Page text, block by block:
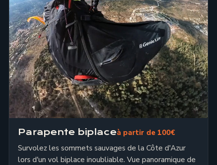
Parapente biplaceà partir de 100€
Survolez les sommets sauvages de la Côte d'Azur
lors d'un vol biplace inoubliable. Vue panoramique de